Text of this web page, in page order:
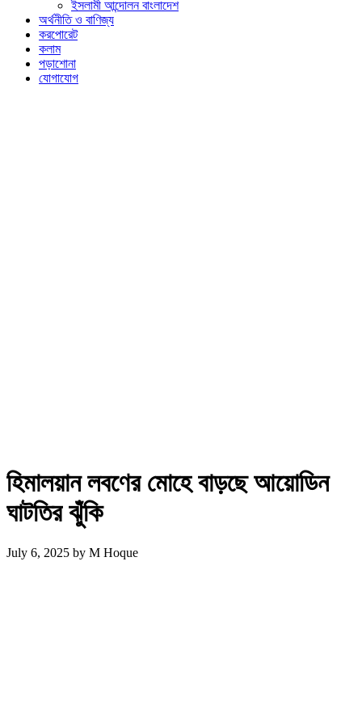
ইসলামী আন্দোলন বাংলাদেশ
অর্থনীতি ও বাণিজ্য
করপোরেট
কলাম
পড়াশোনা
যোগাযোগ
হিমালয়ান লবণের মোহে বাড়ছে আয়োডিন
ঘাটতির ঝুঁকি
July 6, 2025 by M Hoque